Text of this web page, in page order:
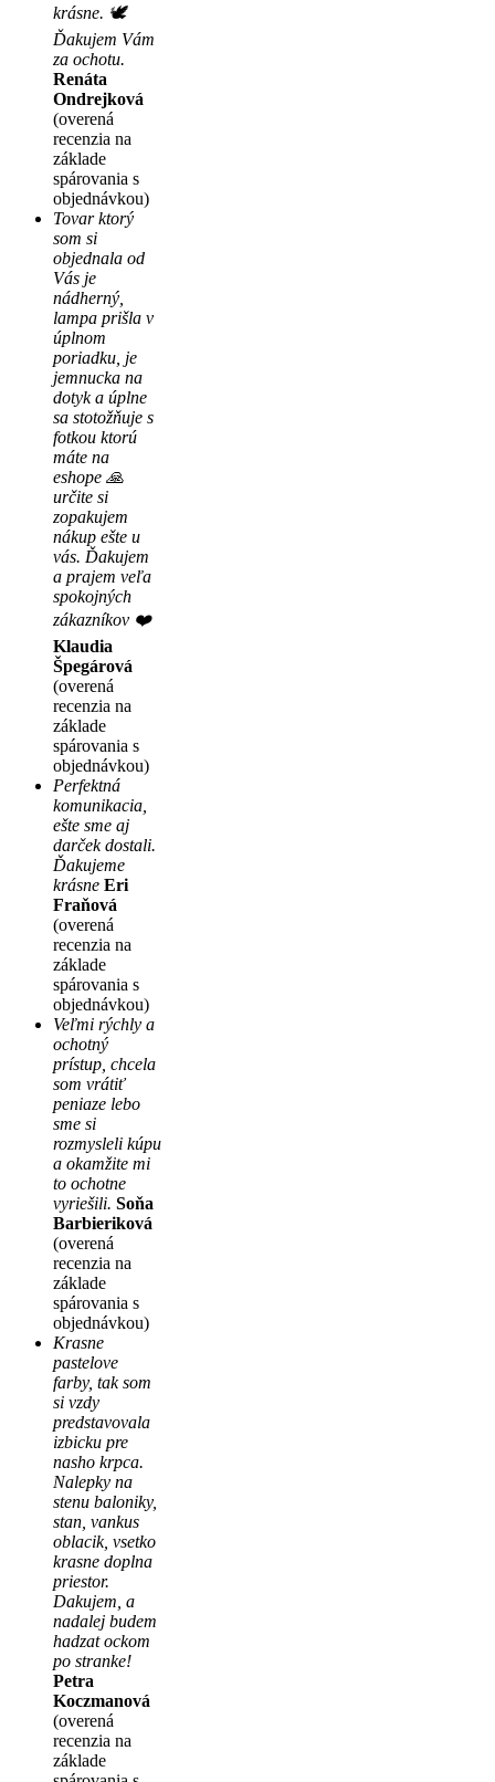
krásne. 🕊
Ďakujem Vám
za ochotu.
Renáta
Ondrejková
(overená
recenzia na
základe
spárovania s
objednávkou)
Tovar ktorý
som si
objednala od
Vás je
nádherný,
lampa prišla v
úplnom
poriadku, je
jemnucka na
dotyk a úplne
sa stotožňuje s
fotkou ktorú
máte na
eshope 🙏
určite si
zopakujem
nákup ešte u
vás. Ďakujem
a prajem veľa
spokojných
zákazníkov ❤️
Klaudia
Špegárová
(overená
recenzia na
základe
spárovania s
objednávkou)
Perfektná
komunikacia,
ešte sme aj
darček dostali.
Ďakujeme
krásne Eri
Fraňová
(overená
recenzia na
základe
spárovania s
objednávkou)
Veľmi rýchly a
ochotný
prístup, chcela
som vrátiť
peniaze lebo
sme si
rozmysleli kúpu
a okamžite mi
to ochotne
vyriešili. Soňa
Barbieriková
(overená
recenzia na
základe
spárovania s
objednávkou)
Krasne
pastelove
farby, tak som
si vzdy
predstavovala
izbicku pre
nasho krpca.
Nalepky na
stenu baloniky,
stan, vankus
oblacik, vsetko
krasne doplna
priestor.
Dakujem, a
nadalej budem
hadzat ockom
po stranke!
Petra
Koczmanová
(overená
recenzia na
základe